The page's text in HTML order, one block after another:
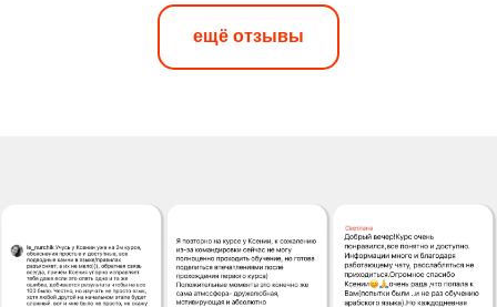
ещё отзывы